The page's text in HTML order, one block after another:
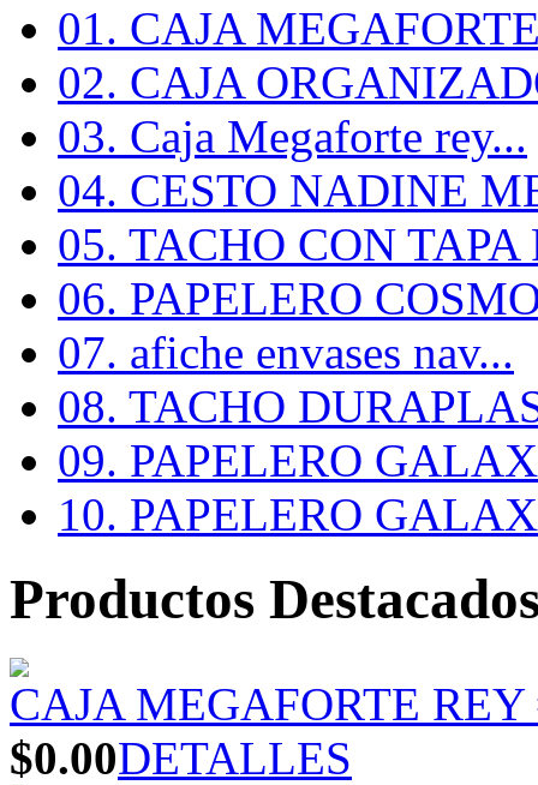
01. CAJA
02. CAJA
03. Caja Megaforte rey...
04. CESTO NADINE
05. TACHO CON TAPA
06. PAPELERO
07. afiche envases nav...
08. TACHO
09. PAPELERO
10. PAPELERO
Productos
CAJA MEGAFORTE
$0.00DETALLES